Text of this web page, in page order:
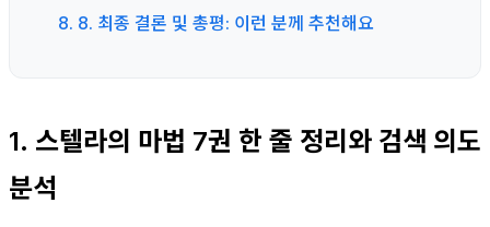
8. 8. 최종 결론 및 총평: 이런 분께 추천해요
1. 스텔라의 마법 7권 한 줄 정리와 검색 의도
분석